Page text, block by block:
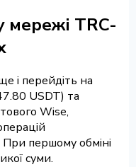
мережі TRC-
і перейдіть на
USDT) та
Wise,
першому обміні
суми.